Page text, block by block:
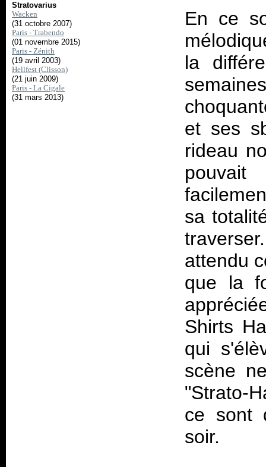
Stratovarius
Wacken
(31 octobre 2007)
Paris - Trabendo
(01 novembre 2015)
Paris - Zénith
(19 avril 2003)
Hellfest (Clisson)
(21 juin 2009)
Paris - La Cigale
(31 mars 2013)
En ce
la
et ses
rideau
sa
attendu
que la
Shirts
qui
scène
"Strato-
ce sont